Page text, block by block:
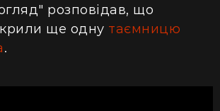
розповідав, що
ще одну таємницю
.